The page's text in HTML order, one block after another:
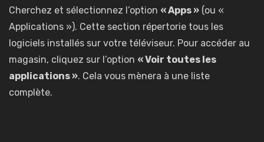
Cherchez et sélectionnez l’option « Apps » (ou «
Applications »). Cette section répertorie tous les
logiciels installés sur votre téléviseur. Pour accéder au
magasin, cliquez sur l’option « Voir toutes les
applications ». Cela vous mènera à une liste
complète.